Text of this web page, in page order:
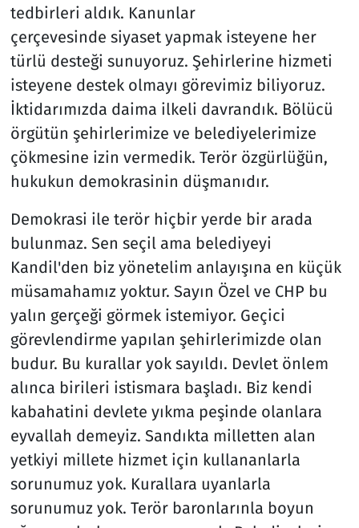
tedbirleri aldık. Kanunlar
çerçevesinde siyaset yapmak isteyene her
türlü desteği sunuyoruz. Şehirlerine hizmeti
isteyene destek olmayı görevimiz biliyoruz.
İktidarımızda daima ilkeli davrandık. Bölücü
örgütün şehirlerimize ve belediyelerimize
çökmesine izin vermedik. Terör özgürlüğün,
hukukun demokrasinin düşmanıdır.
Demokrasi ile terör hiçbir yerde bir arada
bulunmaz. Sen seçil ama belediyeyi
Kandil'den biz yönetelim anlayışına en küçük
müsamahamız yoktur. Sayın Özel ve CHP bu
yalın gerçeği görmek istemiyor. Geçici
görevlendirme yapılan şehirlerimizde olan
budur. Bu kurallar yok sayıldı. Devlet önlem
alınca birileri istismara başladı. Biz kendi
kabahatini devlete yıkma peşinde olanlara
eyvallah demeyiz. Sandıkta milletten alan
yetkiyi millete hizmet için kullananlarla
sorunumuz yok. Kurallara uyanlarla
sorunumuz yok. Terör baronlarınla boyun